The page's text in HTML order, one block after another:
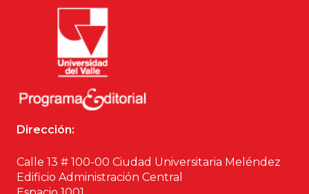
Dirección:
Calle 13 # 100-00 Ciudad Universitaria Meléndez
Edificio Administración Central